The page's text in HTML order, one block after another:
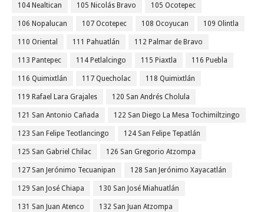
104 Nealtican 105 Nicolás Bravo 105 Ocotepec
106 Nopalucan 107 Ocotepec 108 Ocoyucan 109 Olintla
110 Oriental 111 Pahuatlán 112 Palmar de Bravo
113 Pantepec 114 Petlalcingo 115 Piaxtla 116 Puebla
116 Quimixtlán 117 Quecholac 118 Quimixtlán
119 Rafael Lara Grajales 120 San Andrés Cholula
121 San Antonio Cañada 122 San Diego La Mesa Tochimiltzingo
123 San Felipe Teotlancingo 124 San Felipe Tepatlán
125 San Gabriel Chilac 126 San Gregorio Atzompa
127 San Jerónimo Tecuanipan 128 San Jerónimo Xayacatlán
129 San José Chiapa 130 San José Miahuatlán
131 San Juan Atenco 132 San Juan Atzompa